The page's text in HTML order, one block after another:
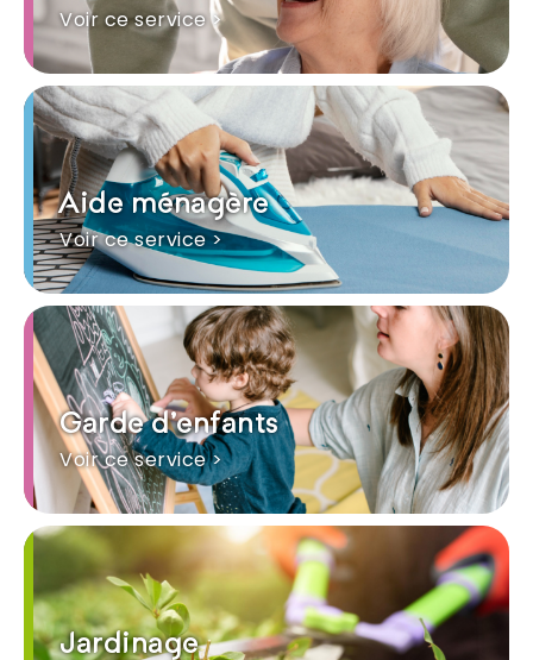
Voir ce service >
Aide ménagère
Voir ce service >
Garde d'enfants
Voir ce service >
Jardinage